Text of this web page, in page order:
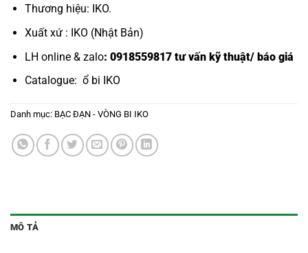
Thương hiệu: IKO.
Xuất xứ : IKO (Nhật Bản)
LH online & zalo: 0918559817 tư vấn kỹ thuật/ báo giá
Catalogue: ổ bi IKO
Danh mục: BẠC ĐẠN - VÒNG BI IKO
MÔ TẢ